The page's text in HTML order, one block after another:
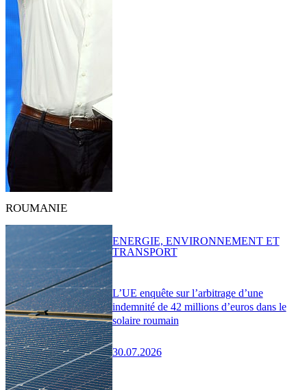
ROUMANIE
L’UE enquête sur l’arbitrage d’une
indemnité de 42 millions d’euros dans le
solaire roumain
30.07.2026
ENERGIE, ENVIRONNEMENT ET
TRANSPORT